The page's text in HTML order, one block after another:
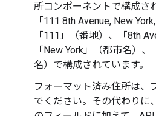
所コンポーネントで構成さ
「111 8th Avenue, New
「111」（番地）、「8th
「New York」（都市名）
名）で構成されています。
フォーマット済み住所は、
でください。その代わりに